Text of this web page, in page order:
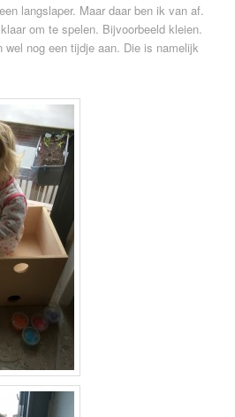
langslaper. Maar daar ben ik van af.
om te spelen. Bijvoorbeeld kleien.
nog een tijdje aan. Die is namelijk